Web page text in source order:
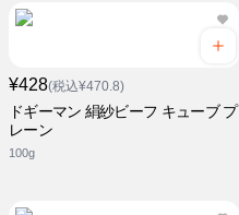
¥428(税込¥470.8)
ドギーマン 絹紗ビーフ キューブ プ
レーン
100g